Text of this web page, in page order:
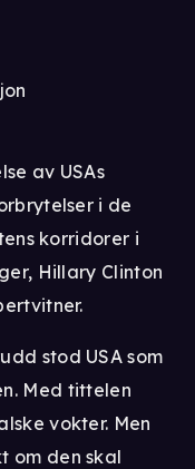
av USAs
i de
korridorer i
Hillary Clinton
stod USA som
Med tittelen
vokter. Men
om den skal